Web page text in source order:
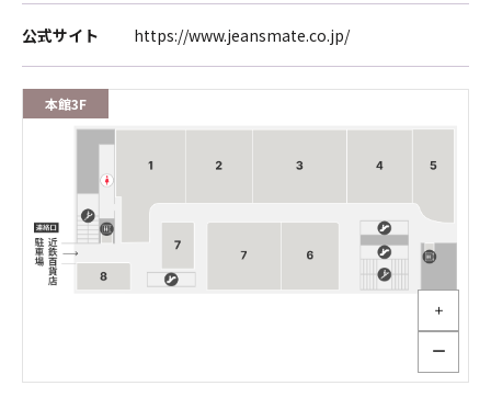
公式サイト https://www.jeansmate.co.jp/
本館3F
＋
ー